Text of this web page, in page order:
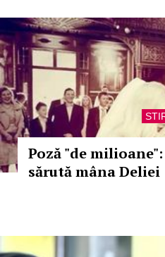
Poză "de
sărută mâna Deliei